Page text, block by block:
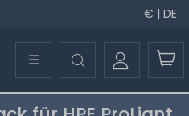
€ | DE
☰